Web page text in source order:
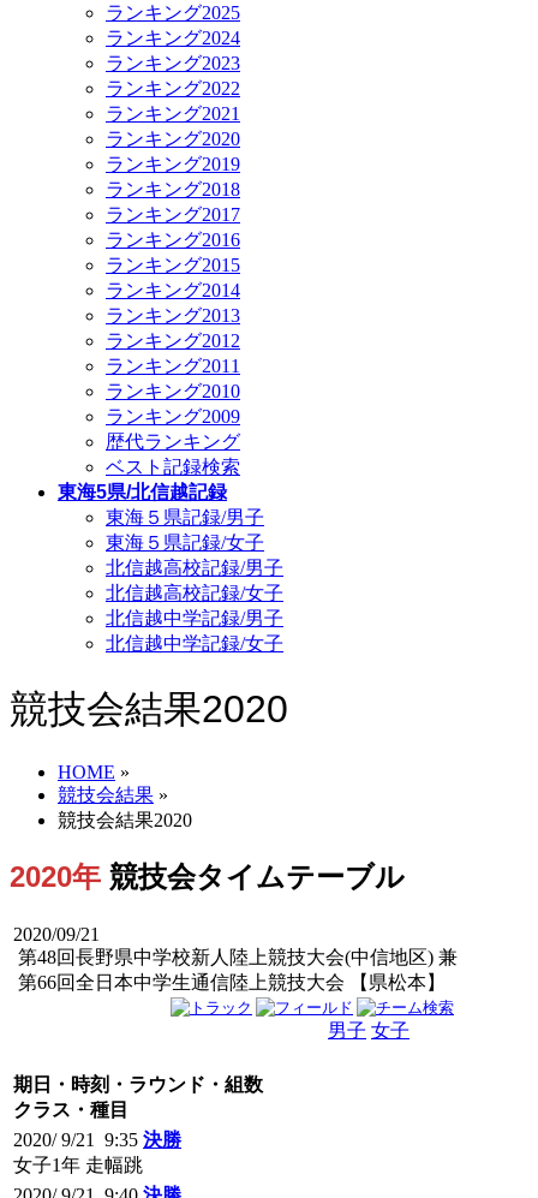
ランキング2025
ランキング2024
ランキング2023
ランキング2022
ランキング2021
ランキング2020
ランキング2019
ランキング2018
ランキング2017
ランキング2016
ランキング2015
ランキング2014
ランキング2013
ランキング2012
ランキング2011
ランキング2010
ランキング2009
歴代ランキング
ベスト記録検索
東海5県/北信越記録
東海５県記録/男子
東海５県記録/女子
北信越高校記録/男子
北信越高校記録/女子
北信越中学記録/男子
北信越中学記録/女子
競技会結果2020
HOME »
競技会結果 »
競技会結果2020
2020年 競技会タイムテーブル
2020/09/21
第48回長野県中学校新人陸上競技大会(中信地区) 兼
第66回全日本中学生通信陸上競技大会 【県松本】
男子 女子
期日・時刻・ラウンド・組数
クラス・種目
2020/ 9/21 9:35 決勝
女子1年 走幅跳